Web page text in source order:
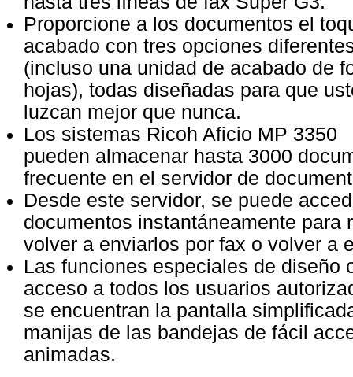
Proporcione a los documentos el
acabado con tres opciones
(incluso una unidad de acabado de
hojas), todas diseñadas para que
luzcan mejor que nunca.
Los sistemas Ricoh Aficio MP 3350
pueden almacenar hasta 3000
frecuente en el servidor de
Desde este servidor, se puede
documentos instantáneamente para
volver a enviarlos por fax o volver a
Las funciones especiales de diseño
acceso a todos los usuarios
se encuentran la pantalla
manijas de las bandejas de fácil
animadas.